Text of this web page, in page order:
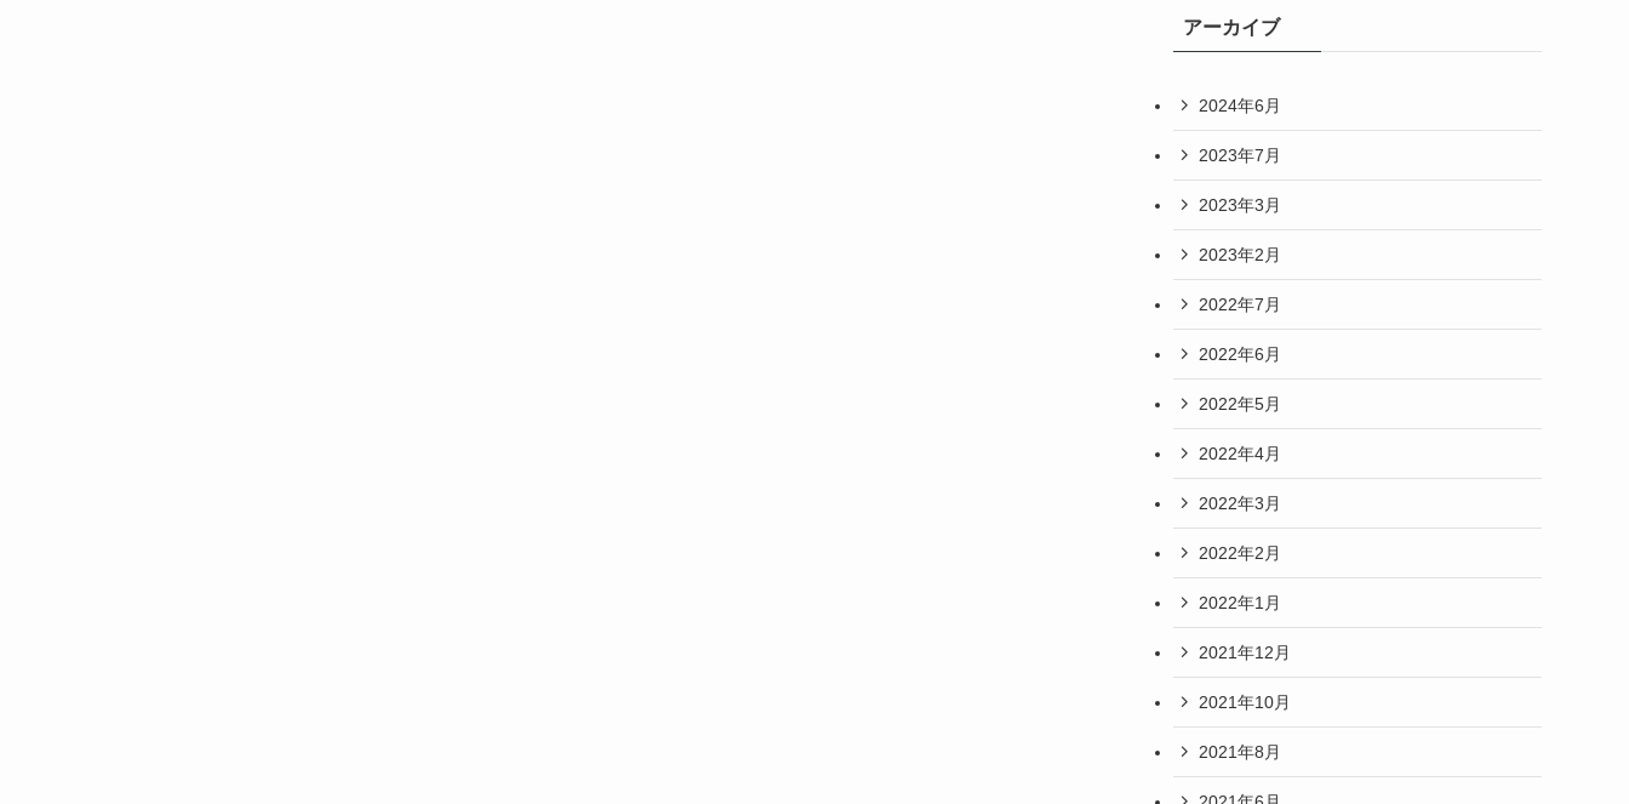
アーカイブ
2024年6月
2023年7月
2023年3月
2023年2月
2022年7月
2022年6月
2022年5月
2022年4月
2022年3月
2022年2月
2022年1月
2021年12月
2021年10月
2021年8月